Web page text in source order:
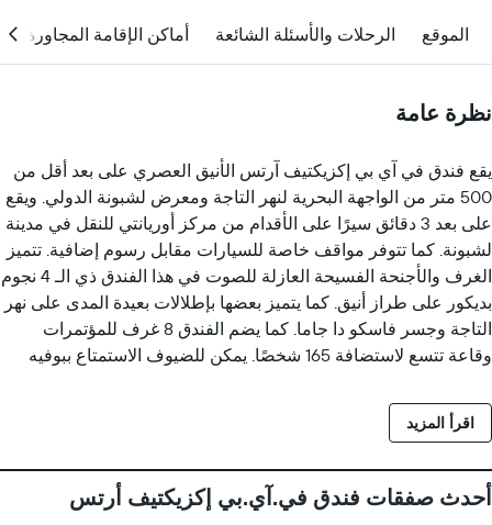
الموقع الرحلات والأسئلة الشائعة أماكن الإقامة المجاورة
نظرة عامة
يقع فندق في آي بي إكزيكتيف آرتس الأنيق العصري على بعد أقل من
500 متر من الواجهة البحرية لنهر التاجة ومعرض لشبونة الدولي. ويقع
على بعد 3 دقائق سيرًا على الأقدام من مركز أوريانتي للنقل في مدينة
لشبونة. كما تتوفر مواقف خاصة للسيارات مقابل رسوم إضافية. تتميز
الغرف والأجنحة الفسيحة العازلة للصوت في هذا الفندق ذي الـ 4 نجوم
بديكور على طراز أنيق. كما يتميز بعضها بإطلالات بعيدة المدى على نهر
التاجة وجسر فاسكو دا جاما. كما يضم الفندق 8 غرف للمؤتمرات
وقاعة تتسع لاستضافة 165 شخصًا. يمكن للضيوف الاستمتاع ببوفيه
والعشاء، يتم تقديم الأطباق البرتغالية التقليدية والمأكولات العالمية.
ويحتوي فندق في آي بي إكزيكتيف آرتس على بار واحد، حيث يمكن
كم من فندق فندق في آي بي إكزيكتيف آرتس، ويمكن الوصول إليه
اقرأ المزيد
أحدث صفقات فندق في.آي.بي إكزيكتيف أرتس